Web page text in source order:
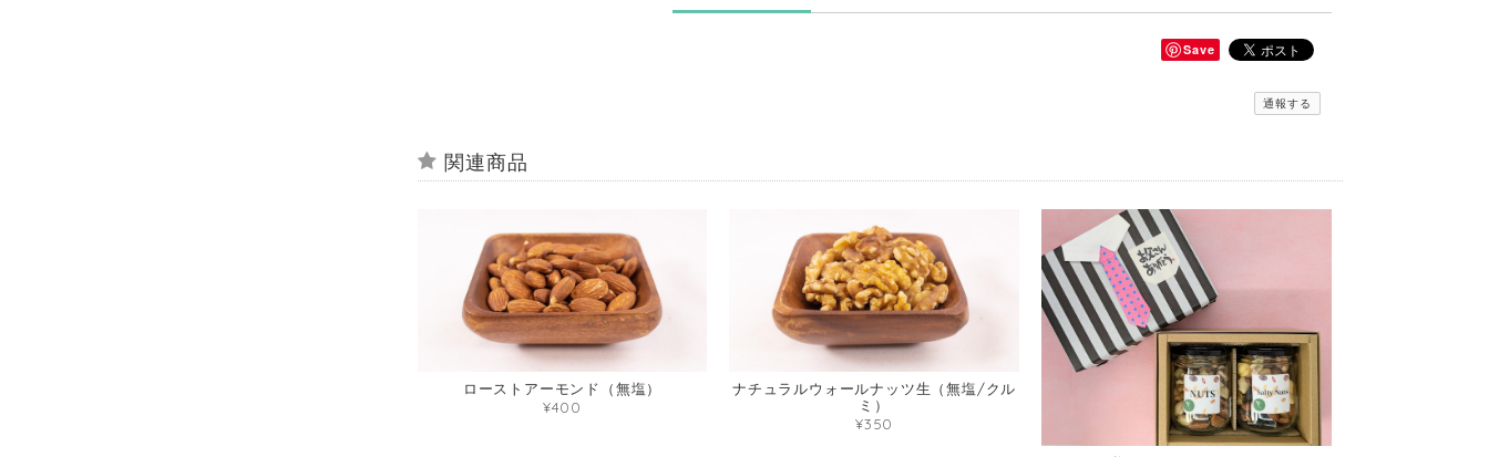
Save
通報する
関連商品
ローストアーモンド（無塩）
¥400
ナチュラルウォールナッツ生（無塩/クル
ミ）
¥350